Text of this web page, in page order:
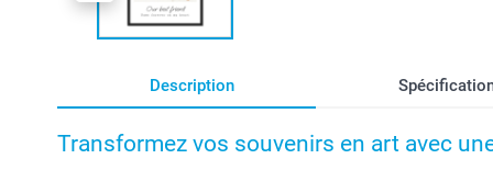
Description
Transformez vos souvenirs en art avec